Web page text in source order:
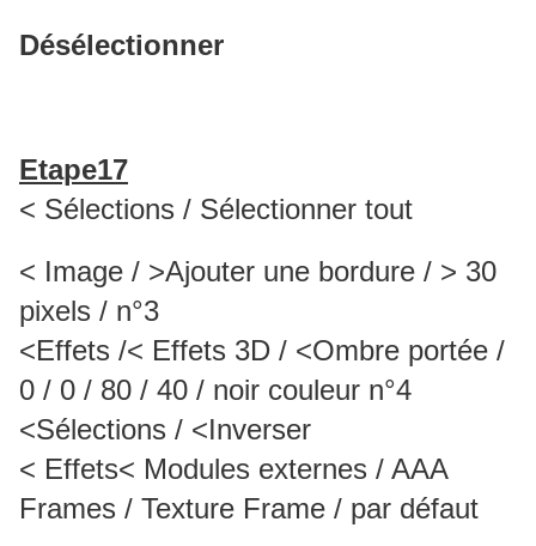
Désélectionner
Etape17
< Sélections / Sélectionner tout
< Image / >Ajouter une bordure / > 30
pixels / n°3
<Effets /< Effets 3D / <Ombre portée /
0 / 0 / 80 / 40 / noir couleur n°4
<Sélections / <Inverser
< Effets< Modules externes / AAA
Frames / Texture Frame / par défaut